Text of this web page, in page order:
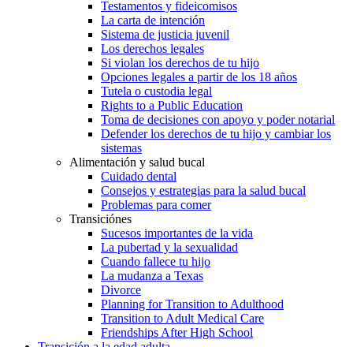
Testamentos y fideicomisos
La carta de intención
Sistema de justicia juvenil
Los derechos legales
Si violan los derechos de tu hijo
Opciones legales a partir de los 18 años
Tutela o custodia legal
Rights to a Public Education
Toma de decisiones con apoyo y poder notarial
Defender los derechos de tu hijo y cambiar los
sistemas
Alimentación y salud bucal
Cuidado dental
Consejos y estrategias para la salud bucal
Problemas para comer
Transiciónes
Sucesos importantes de la vida
La pubertad y la sexualidad
Cuando fallece tu hijo
La mudanza a Texas
Divorce
Planning for Transition to Adulthood
Transition to Adult Medical Care
Friendships After High School